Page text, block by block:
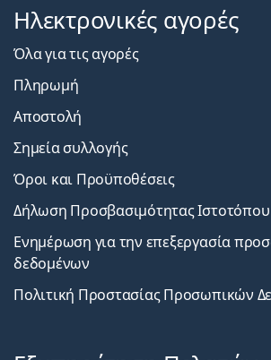
Ηλεκτρονικές αγορές
Όλα για τις αγορές
Πληρωμή
Αποστολή
Σημεία συλλογής
Όροι και Προϋποθέσεις
Δήλωση Προσβασιμότητας Ιστοτόπου
Ενημέρωση για την επεξεργασία
δεδομένων
Πολιτική Προστασίας Προσωπικών